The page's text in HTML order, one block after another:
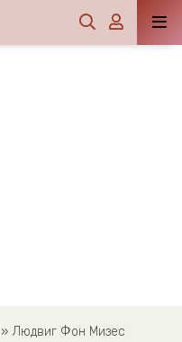
» Людвиг Фон Мизес